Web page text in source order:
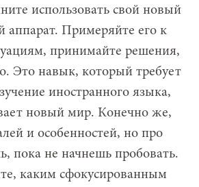
использовать свой новый
аппарат. Примеряйте его к
принимайте решения,
Это навык, который требует
иностранного языка,
новый мир. Конечно же,
и особенностей, но про
пока не начнешь пробовать.
каким сфокусированным